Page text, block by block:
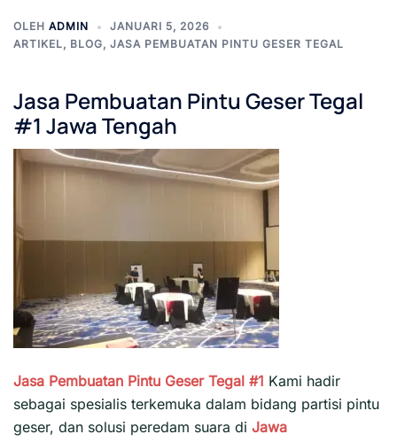
OLEH ADMIN
JANUARI 5, 2026
ARTIKEL, BLOG, JASA PEMBUATAN PINTU GESER TEGAL
Jasa Pembuatan Pintu Geser Tegal
#1 Jawa Tengah
Jasa Pembuatan Pintu Geser Tegal #1 Kami hadir
sebagai spesialis terkemuka dalam bidang partisi pintu
geser, dan solusi peredam suara di Jawa